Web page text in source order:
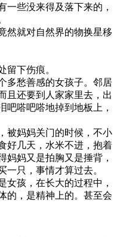
些没来得及落下来的，
就对自然界的物换星移
下伤痕。
愁善感的女孩子。邻居
且还要到人家家里去，出
吧嗒吧嗒地掉到地板上，
妈妈关门的时候，不小
好几天，水米不进，抱着
妈妈又是拍胸又是捶背，
一只，事情才算过去。
孩，在长大的过程中，
的，是精神上的。甚至会